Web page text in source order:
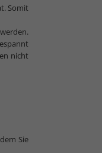
Somit
nicht
Sie